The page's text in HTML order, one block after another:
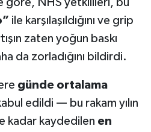
ile karşılaşıldığını ve grip
zaten yoğun baskı
da zorladığını bildirdi.
günde ortalama
edildi — bu rakam yılın
kadar kaydedilen en